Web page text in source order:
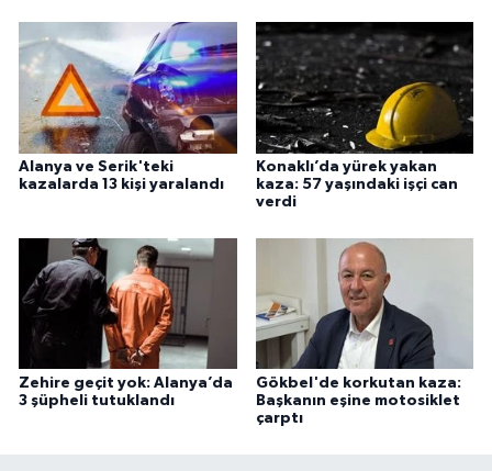
Alanya ve Serik'teki
kazalarda 13 kişi yaralandı
Konaklı’da yürek yakan
kaza: 57 yaşındaki işçi can
verdi
Zehire geçit yok: Alanya’da
3 şüpheli tutuklandı
Gökbel'de korkutan kaza:
Başkanın eşine motosiklet
çarptı